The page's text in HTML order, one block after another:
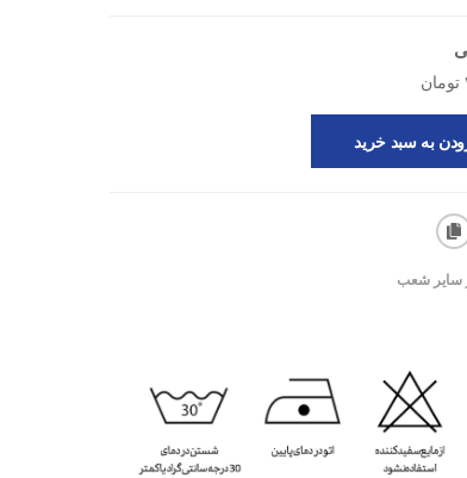
به سبد خرید
سایر شعب